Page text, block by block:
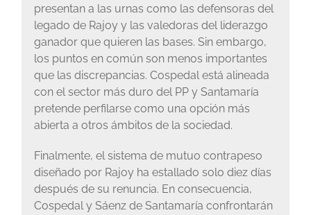
presentan a las urnas como las defensoras del
legado de Rajoy y las valedoras del liderazgo
ganador que quieren las bases. Sin embargo,
los puntos en común son menos importantes
que las discrepancias. Cospedal está alineada
con el sector más duro del PP y Santamaría
pretende perfilarse como una opción más
abierta a otros ámbitos de la sociedad.
Finalmente, el sistema de mutuo contrapeso
diseñado por Rajoy ha estallado solo diez días
después de su renuncia. En consecuencia,
Cospedal y Sáenz de Santamaría confrontarán